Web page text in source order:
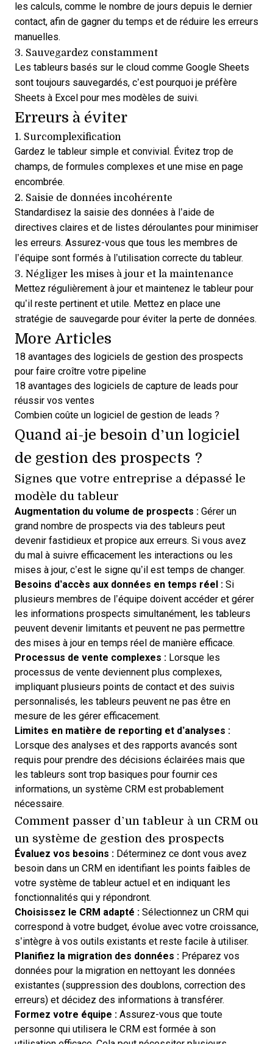
les calculs, comme le nombre de jours depuis le dernier
contact, afin de gagner du temps et de réduire les erreurs
manuelles.
3. Sauvegardez constamment
Les tableurs basés sur le cloud comme Google Sheets
sont toujours sauvegardés, c’est pourquoi je préfère
Sheets à Excel pour mes modèles de suivi.
Erreurs à éviter
1. Surcomplexification
Gardez le tableur simple et convivial. Évitez trop de
champs, de formules complexes et une mise en page
encombrée.
2. Saisie de données incohérente
Standardisez la saisie des données à l’aide de
directives claires et de listes déroulantes pour minimiser
les erreurs. Assurez-vous que tous les membres de
l’équipe sont formés à l’utilisation correcte du tableur.
3. Négliger les mises à jour et la maintenance
Mettez régulièrement à jour et maintenez le tableur pour
qu’il reste pertinent et utile. Mettez en place une
stratégie de sauvegarde pour éviter la perte de données.
More Articles
18 avantages des logiciels de gestion des prospects
pour faire croître votre pipeline
18 avantages des logiciels de capture de leads pour
réussir vos ventes
Combien coûte un logiciel de gestion de leads ?
Quand ai-je besoin d’un logiciel
de gestion des prospects ?
Signes que votre entreprise a dépassé le
modèle du tableur
Augmentation du volume de prospects : Gérer un
grand nombre de prospects via des tableurs peut
devenir fastidieux et propice aux erreurs. Si vous avez
du mal à suivre efficacement les interactions ou les
mises à jour, c’est le signe qu’il est temps de changer.
Besoins d’accès aux données en temps réel : Si
plusieurs membres de l’équipe doivent accéder et gérer
les informations prospects simultanément, les tableurs
peuvent devenir limitants et peuvent ne pas permettre
des mises à jour en temps réel de manière efficace.
Processus de vente complexes : Lorsque les
processus de vente deviennent plus complexes,
impliquant plusieurs points de contact et des suivis
personnalisés, les tableurs peuvent ne pas être en
mesure de les gérer efficacement.
Limites en matière de reporting et d’analyses :
Lorsque des analyses et des rapports avancés sont
requis pour prendre des décisions éclairées mais que
les tableurs sont trop basiques pour fournir ces
informations, un système CRM est probablement
nécessaire.
Comment passer d’un tableur à un CRM ou
un système de gestion des prospects
Évaluez vos besoins : Déterminez ce dont vous avez
besoin dans un CRM en identifiant les points faibles de
votre système de tableur actuel et en indiquant les
fonctionnalités qui y répondront.
Choisissez le CRM adapté : Sélectionnez un CRM qui
correspond à votre budget, évolue avec votre croissance,
s’intègre à vos outils existants et reste facile à utiliser.
Planifiez la migration des données : Préparez vos
données pour la migration en nettoyant les données
existantes (suppression des doublons, correction des
erreurs) et décidez des informations à transférer.
Formez votre équipe : Assurez-vous que toute
personne qui utilisera le CRM est formée à son